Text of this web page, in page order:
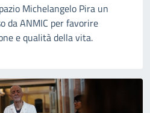
Michelangelo Pira un
da ANMIC per favorire
e qualità della vita.